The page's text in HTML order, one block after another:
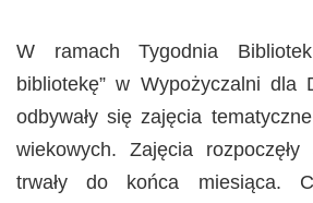
W ramach Tygodnia
bibliotekę” w Wypożyczalni dla
odbywały się zajęcia
wiekowych. Zajęcia
trwały do końca miesiąca.